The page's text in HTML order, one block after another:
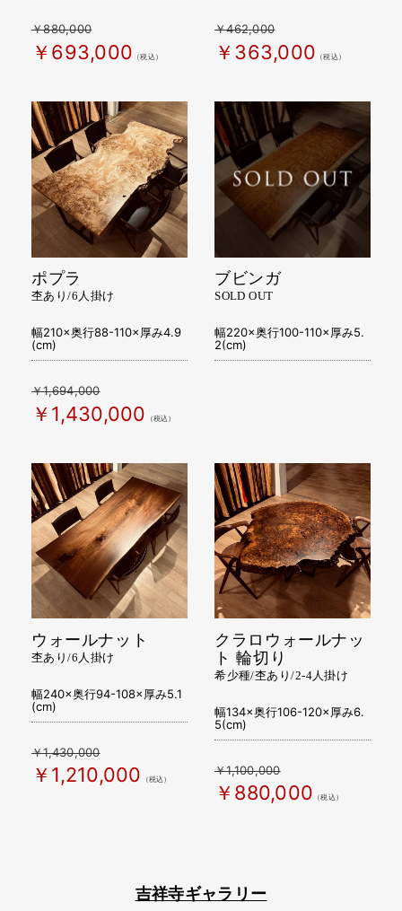
￥880,000
￥693,000 （税込）
￥462,000
￥363,000 （税込）
ポプラ
杢あり/6人掛け
幅210×奥行88-110×厚み4.9
(cm)
￥1,694,000
￥1,430,000 （税込）
ブビンガ
SOLD OUT
幅220×奥行100-110×厚み5.
2(cm)
ウォールナット
杢あり/6人掛け
幅240×奥行94-108×厚み5.1
(cm)
￥1,430,000
￥1,210,000 （税込）
クラロウォールナッ
ト 輪切り
希少種/杢あり/2-4人掛け
幅134×奥行106-120×厚み6.
5(cm)
￥1,100,000
￥880,000 （税込）
吉祥寺ギャラリー